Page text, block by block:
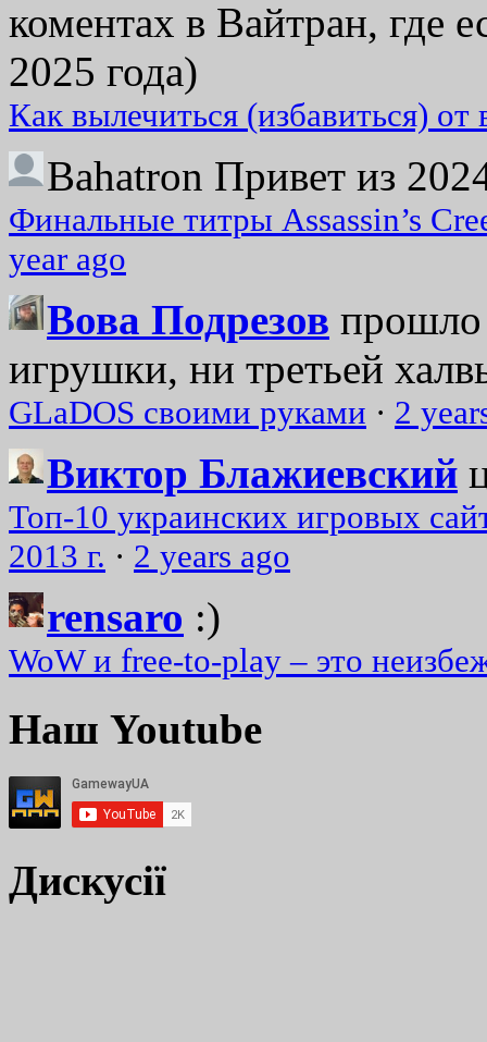
коментах в Вайтран, где
2025 года)
Как вылечиться (избавиться)
Bahatron Привет из
Финальные титры Assassin’s
year ago
Вова Подрезов прошло
игрушки, ни третьей
GLaDOS своими руками · 2
Виктор Блажиевский
Топ-10 украинских игровых
2013 г. · 2 years ago
rensaro :)
WoW и free-to-play – это
Наш Youtube
Дискусії